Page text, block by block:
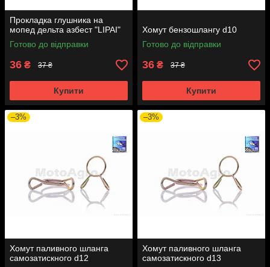
Прокладка глушника на
мопед дельта азбест "LIPAI"
Готово до відправки
36 ₴ 37 ₴
Купити
Хомут бензошлангу d10
Готово до відправки
36 ₴ 37 ₴
Купити
–3%
Хомут паливного шланга
самозатискного d12
–3%
Хомут паливного шланга
самозатискного d13